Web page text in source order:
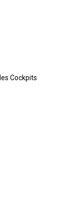
Cockpits